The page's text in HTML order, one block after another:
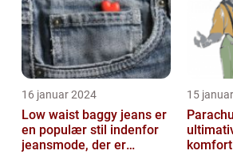
16 januar 2024
Low waist baggy jeans er
en populær stil indenfor
jeansmode, der er
15